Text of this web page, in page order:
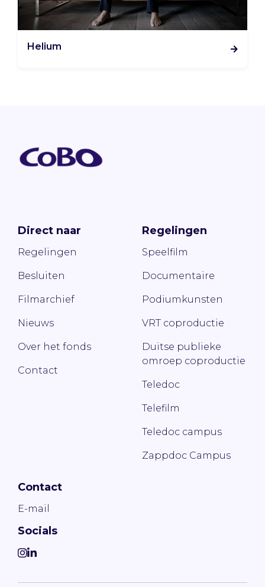
Helium
Direct naar
Regelingen
Besluiten
Filmarchief
Nieuws
Over het fonds
Contact
Regelingen
Speelfilm
Documentaire
Podiumkunsten
VRT coproductie
Duitse publieke
omroep coproductie
Teledoc
Telefilm
Teledoc campus
Zappdoc Campus
Contact
E-mail
Socials